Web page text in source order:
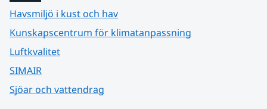
Havsmiljö i kust och hav
Kunskapscentrum för klimatanpassning
Luftkvalitet
SIMAIR
Sjöar och vattendrag